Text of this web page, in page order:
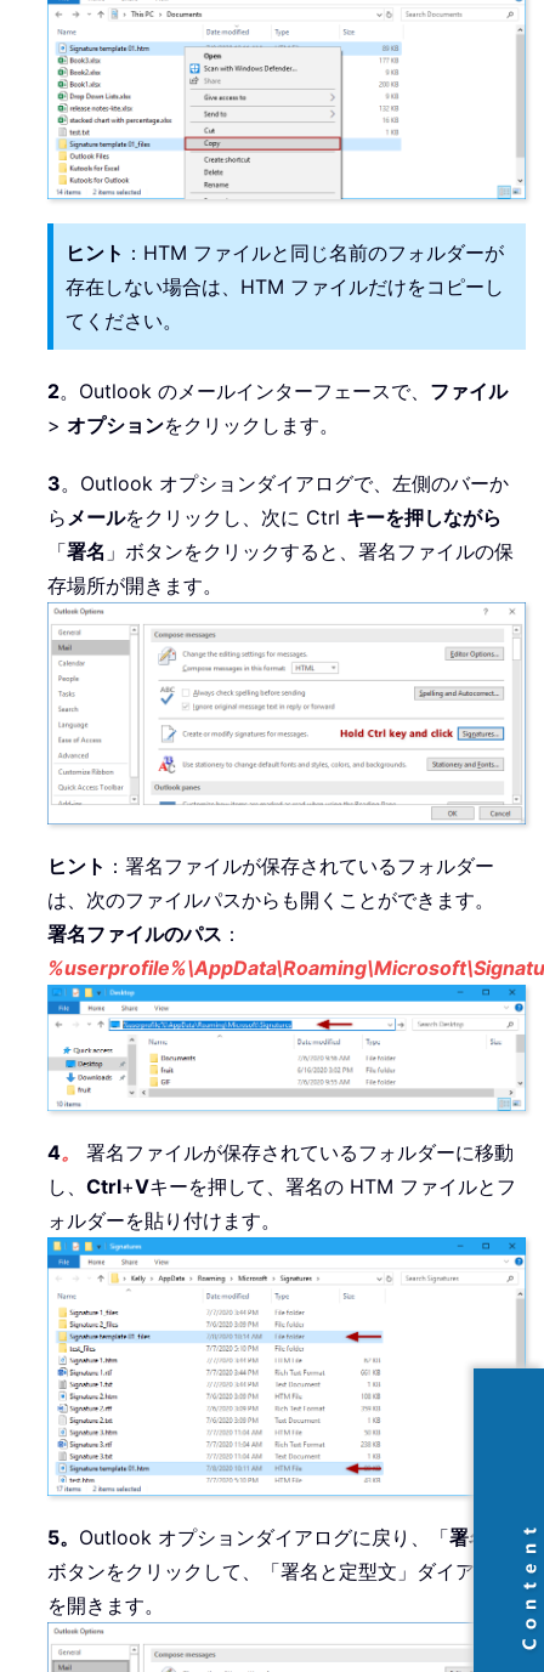
ヒント ：HTM ファイルと同じ名前のフォルダーが
存在しない場合は、HTM ファイルだけをコピーし
てください。
2。Outlook のメールインターフェースで、 ファイル
> オプションをクリックします。
3。Outlook オプションダイアログで、左側のバーか
ら メールをクリックし、次に Ctrl キーを押しながら
「署名 」ボタンをクリックすると、署名ファイルの保
存場所が開きます。
ヒント ：署名ファイルが保存されているフォルダー
は、次のファイルパスからも開くことができます。
署名ファイルのパス ：
4。
署名ファイルが保存されているフォルダーに移動
し、 Ctrl+Vキーを押して、署名の HTM ファイルとフ
ォルダーを貼り付けます。
5。 Outlook オプションダイアログに戻り、「署名
ボタンをクリックして、「署名と定型文」ダイアログ
を開きます。